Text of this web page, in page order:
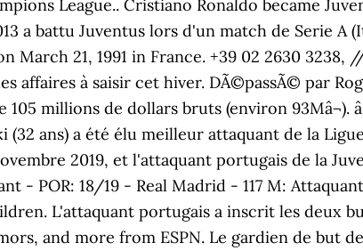
League.. Cristiano Ronaldo became
a battu Juventus lors d'un match de Serie A
March 21, 1991 in France. +39 02 2630
affaires à saisir cet hiver. DÃ©passÃ© par
105 millions de dollars bruts (environ
ans) a été élu meilleur attaquant de la
2019, et l'attaquant portugais de la
- POR: 18/19 - Real Madrid - 117 M:
L'attaquant portugais a inscrit les deux
and more from ESPN. Le gardien de but